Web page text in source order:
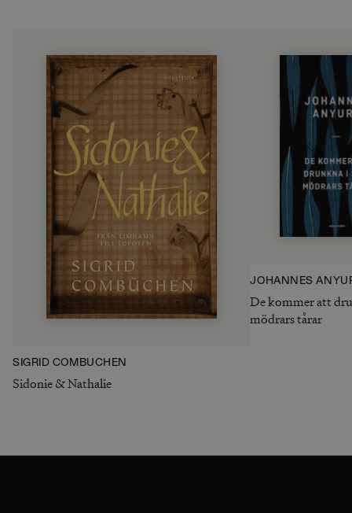
SIGRID COMBÜCHEN
Sidonie & Nathalie
JOHANNES
De kommer att
mödrars tårar